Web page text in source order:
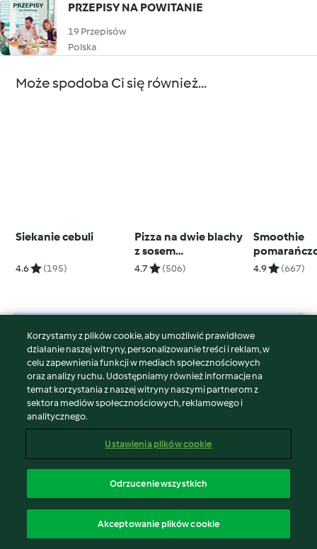
PRZEPISY NA POWITANIE
19 Przepisów
Polska
Może spodoba Ci się również...
Siekanie cebuli
4.6 (195)
Pizza na dwie blachy
z sosem
pomidorowym i
4.7 (506)
Smoothie
4.9 (667)
© Copyright 2026
Warunki korzystania
Polityka prywatności
Disclaimer
Znak wydawcy
Zgłoś treść
Oświadczenie o dostępności
Korzystamy z plików cookie, aby umożliwić prawidłowe
działanie naszej witryny, personalizowanie treści i reklam, w
celu zapewnienia funkcji w mediach społecznościowych
oraz analizy ruchu. Udostępniamy również informacje na
temat korzystania z naszej witryny naszymi partnerom z
sektora mediów społecznościowych, reklamowego i
analitycznego.
Ustawienia plików cookie
Odrzucenie wszystkich
Akceptowanie plików cookie